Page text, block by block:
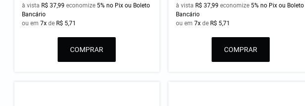
à vista R$ 37,99 economize 5% no Pix ou Boleto
Bancário
ou em7xde R$ 5,71
COMPRAR
à vista R$ 37,99 economize 5% no Pix ou Boleto
Bancário
ou em7xde R$ 5,71
COMPRAR